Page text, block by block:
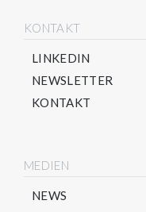
KONTAKT
LINKEDIN
NEWSLETTER
KONTAKT
MEDIEN
NEWS